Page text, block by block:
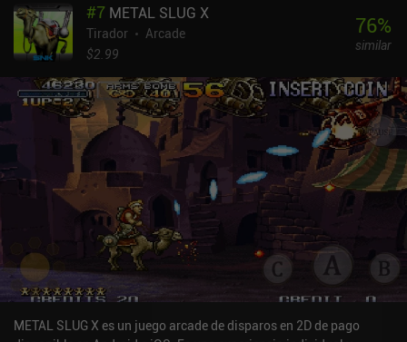
#7 METAL SLUG X
Tirador
Arcade
$2.99
76%
similar
METAL SLUG X es un juego arcade de disparos en 2D de pago